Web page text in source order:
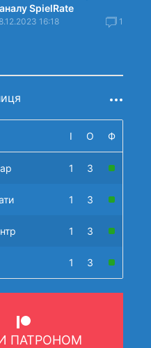
SpielRate
16:18 1
І О Ф
1 3
1 3
1 3
1 3
ПАТРОНОМ